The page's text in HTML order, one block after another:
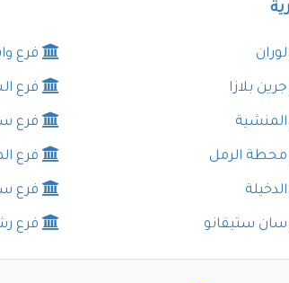
فرع
بلازا فرع
فرع
محطة الرمل فرع
فرع
سان ستيفانو فرع